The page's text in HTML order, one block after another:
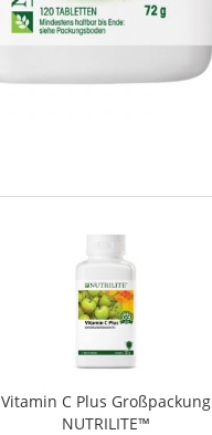
Vitamin C Plus Großpackung
NUTRILITE™